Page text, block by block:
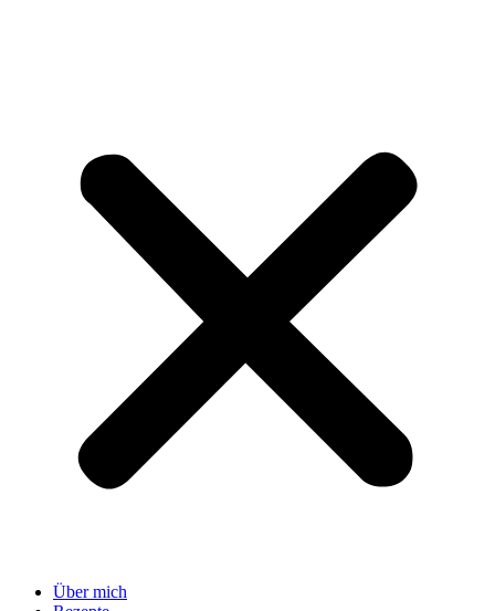
Über mich